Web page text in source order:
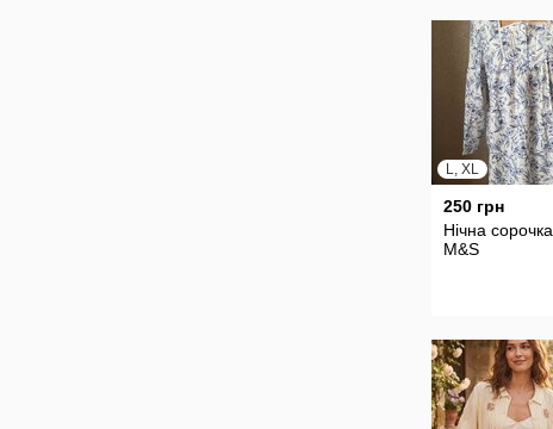
L, XL
250 грн
Нічна сорочка
M&S